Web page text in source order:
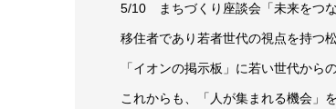
5/10 まちづくり座談会「未来をつ
移住者であり若者世代の視点を持つ
「イオンの掲示板」に若い世代から
これからも、「人が集まれる機会」